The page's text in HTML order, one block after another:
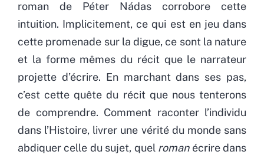
roman de Péter Nádas corrobore cette
intuition. Implicitement, ce qui est en jeu dans
cette promenade sur la digue, ce sont la nature
et la forme mêmes du récit que le narrateur
projette d’écrire. En marchant dans ses pas,
c’est cette quête du récit que nous tenterons
de comprendre. Comment raconter l’individu
dans l’Histoire, livrer une vérité du monde sans
abdiquer celle du sujet, quel romanécrire dans